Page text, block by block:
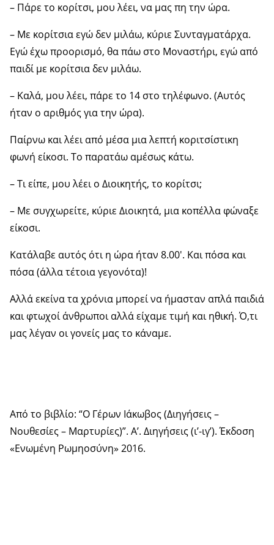
– Πάρε το κορίτσι, μου λέει, να μας πη την ώρα.
– Με κορίτσια εγώ δεν μιλάω, κύριε Συνταγματάρχα.
Εγώ έχω προορισμό, θα πάω στο Μοναστήρι, εγώ από
παιδί με κορίτσια δεν μιλάω.
– Καλά, μου λέει, πάρε το 14 στο τηλέφωνο. (Αυτός
ήταν ο αριθμός για την ώρα).
Παίρνω και λέει από μέσα μια λεπτή κοριτσίστικη
φωνή είκοσι. Το παρατάω αμέσως κάτω.
– Τι είπε, μου λέει ο Διοικητής, το κορίτσι;
– Με συγχωρείτε, κύριε Διοικητά, μια κοπέλλα φώναξε
είκοσι.
Κατάλαβε αυτός ότι η ώρα ήταν 8.00′. Και πόσα και
πόσα (άλλα τέτοια γεγονότα)!
Αλλά εκείνα τα χρόνια μπορεί να ήμασταν απλά παιδιά
και φτωχοί άνθρωποι αλλά είχαμε τιμή και ηθική. Ό,τι
μας λέγαν οι γονείς μας το κάναμε.
Από το βιβλίο: “Ο Γέρων Ιάκωβος (Διηγήσεις –
Νουθεσίες – Μαρτυρίες)”. Α’. Διηγήσεις (ι’-ιγ’). Έκδοση
«Ενωμένη Ρωμηοσύνη» 2016.